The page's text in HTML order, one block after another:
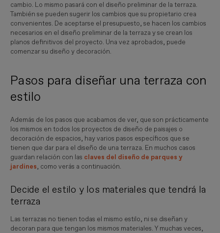
cambio. Lo mismo pasará con el diseño preliminar de la terraza.
También se pueden sugerir los cambios que su propietario crea
convenientes. De aceptarse el presupuesto, se hacen los cambios
necesarios en el diseño preliminar de la terraza y se crean los
planos definitivos del proyecto. Una vez aprobados, puede
comenzar su diseño y decoración.
Pasos para diseñar una terraza con
estilo
Además de los pasos que acabamos de ver, que son prácticamente
los mismos en todos los proyectos de diseño de paisajes o
decoración de espacios, hay varios pasos específicos que se
tienen que dar para el diseño de una terraza. En muchos casos
guardan relación con las claves del diseño de parques y
jardines, como verás a continuación.
Decide el estilo y los materiales que tendrá la
terraza
Las terrazas no tienen todas el mismo estilo, ni se diseñan y
decoran para que tengan los mismos materiales. Y muchas veces,